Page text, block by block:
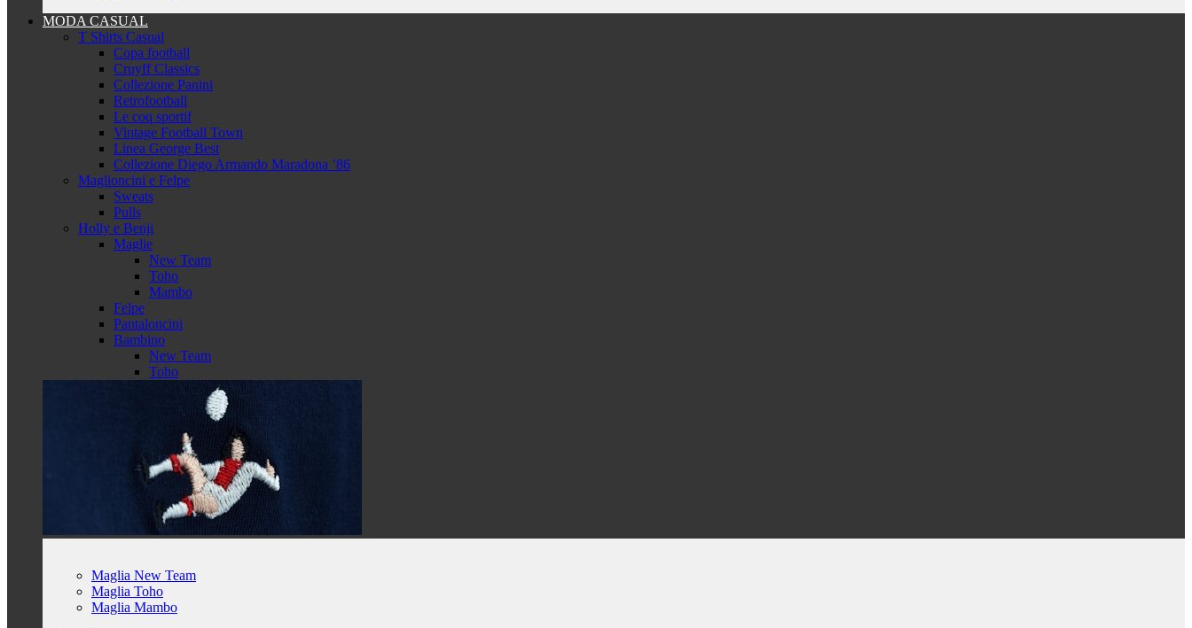
MODA CASUAL
T Shirts Casual
Copa football
Cruyff Classics
Collezione Panini
Retrofootball
Le coq sportif
Vintage Football Town
Linea George Best
Collezione Diego Armando Maradona ’86
Maglioncini e Felpe
Sweats
Pulls
Holly e Benji
Maglie
New Team
Toho
Mambo
Felpe
Pantaloncini
Bambino
New Team
Toho
Maglia New Team
Maglia Toho
Maglia Mambo